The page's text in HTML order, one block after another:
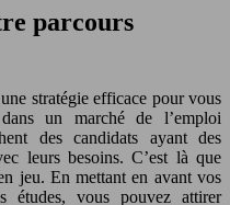
parcours
stratégie efficace pour vous
un marché de l’emploi
des candidats ayant des
leurs besoins. C’est là que
jeu. En mettant en avant vos
études, vous pouvez attirer